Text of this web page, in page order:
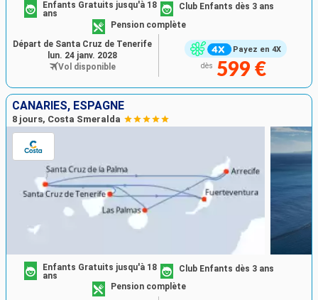
Payez en 4X
Enfants Gratuits jusqu'à 18
ans
Club Enfants dès 3 ans
Pension complète
dès 599 €
Départ de Santa Cruz de Tenerife
lun. 24 janv. 2028
Vol disponible
CANARIES, ESPAGNE
8 jours, Costa Smeralda
Enfants Gratuits jusqu'à 18
ans
Club Enfants dès 3 ans
Pension complète